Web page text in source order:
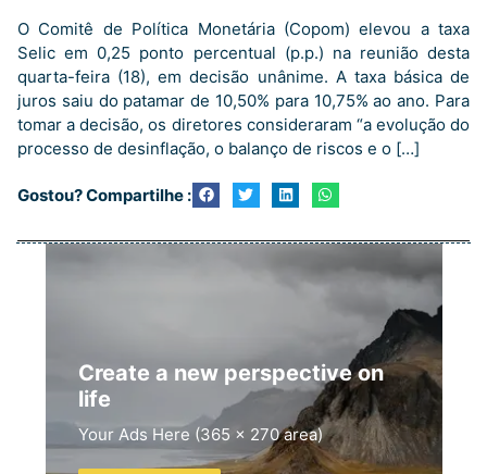
O Comitê de Política Monetária (Copom) elevou a taxa
Selic em 0,25 ponto percentual (p.p.) na reunião desta
quarta-feira (18), em decisão unânime. A taxa básica de
juros saiu do patamar de 10,50% para 10,75% ao ano. Para
tomar a decisão, os diretores consideraram “a evolução do
processo de desinflação, o balanço de riscos e o […]
Gostou? Compartilhe :
Create a new perspective on
life
Your Ads Here (365 x 270 area)